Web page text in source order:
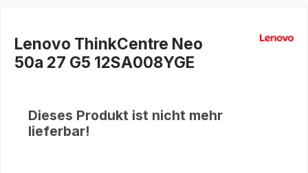
Lenovo ThinkCentre Neo
50a 27 G5 12SA008YGE
Dieses Produkt ist nicht mehr
lieferbar!